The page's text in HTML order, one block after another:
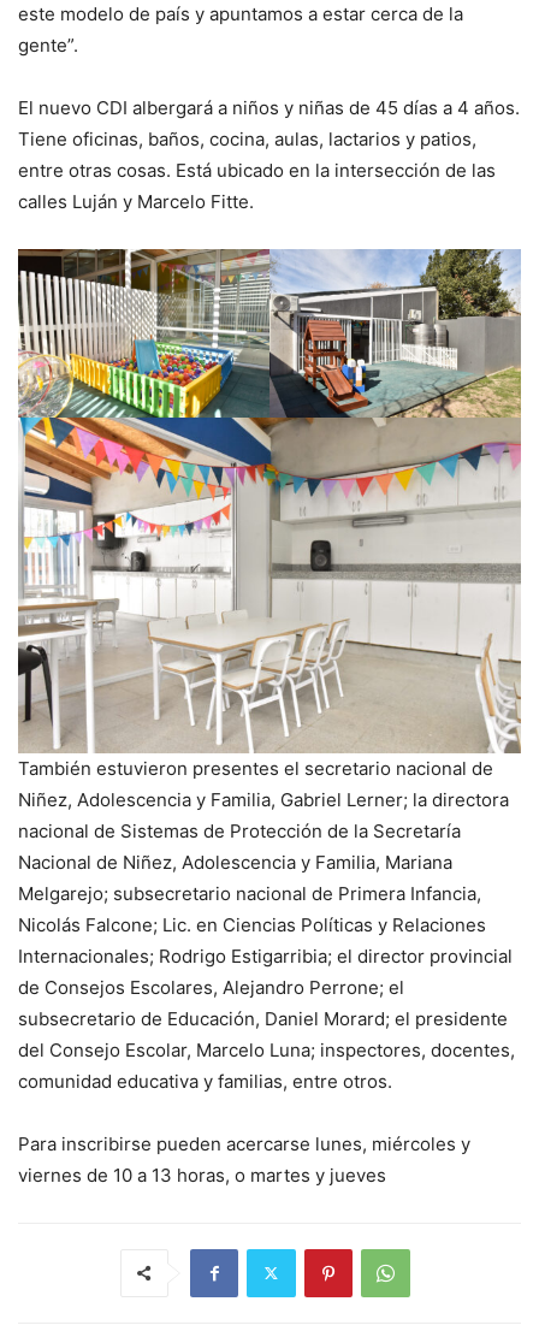
este modelo de país y apuntamos a estar cerca de la
gente”.
El nuevo CDI albergará a niños y niñas de 45 días a 4 años.
Tiene oficinas, baños, cocina, aulas, lactarios y patios,
entre otras cosas. Está ubicado en la intersección de las
calles Luján y Marcelo Fitte.
También estuvieron presentes el secretario nacional de
Niñez, Adolescencia y Familia, Gabriel Lerner; la directora
nacional de Sistemas de Protección de la Secretaría
Nacional de Niñez, Adolescencia y Familia, Mariana
Melgarejo; subsecretario nacional de Primera Infancia,
Nicolás Falcone; Lic. en Ciencias Políticas y Relaciones
Internacionales; Rodrigo Estigarribia; el director provincial
de Consejos Escolares, Alejandro Perrone; el
subsecretario de Educación, Daniel Morard; el presidente
del Consejo Escolar, Marcelo Luna; inspectores, docentes,
comunidad educativa y familias, entre otros.
Para inscribirse pueden acercarse lunes, miércoles y
viernes de 10 a 13 horas, o martes y jueves